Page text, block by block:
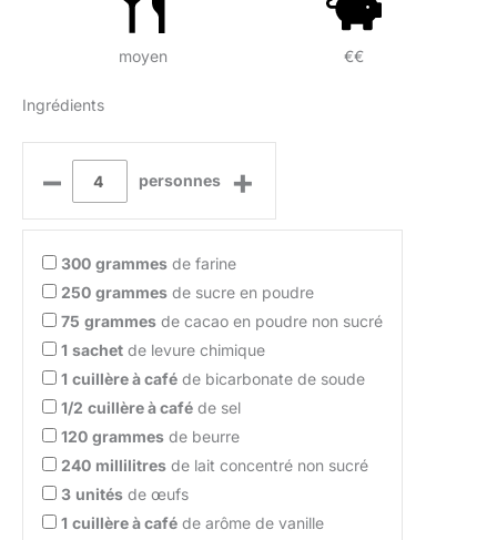
moyen €€
Ingrédients
– personnes +
300 grammes de farine
250 grammes de sucre en poudre
75 grammes de cacao en poudre non sucré
1 sachet de levure chimique
1 cuillère à café de bicarbonate de soude
1/2 cuillère à café de sel
120 grammes de beurre
240 millilitres de lait concentré non sucré
3 unités de œufs
1 cuillère à café de arôme de vanille